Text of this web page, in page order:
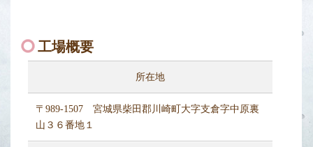
工場概要
所在地
〒989-1507 宮城県柴田郡川崎町大字支倉字中原裏
山３６番地１